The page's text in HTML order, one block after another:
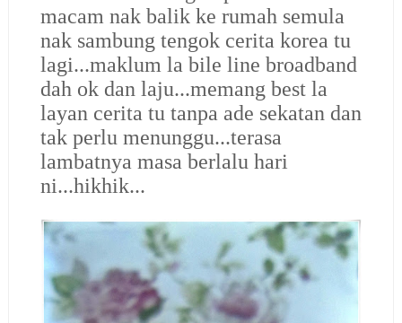
macam nak balik ke rumah semula
nak sambung tengok cerita korea tu
lagi...maklum la bile line broadband
dah ok dan laju...memang best la
layan cerita tu tanpa ade sekatan dan
tak perlu menunggu...terasa
lambatnya masa berlalu hari
ni...hikhik...